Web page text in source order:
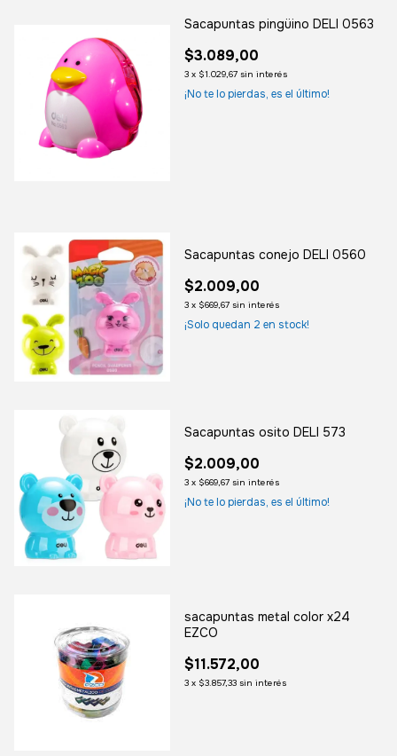
Sacapuntas pingüino DELI 0563
$3.089,00
3 x $1.029,67 sin interés
¡No te lo pierdas, es el último!
Sacapuntas conejo DELI 0560
$2.009,00
3 x $669,67 sin interés
¡Solo quedan 2 en stock!
Sacapuntas osito DELI 573
$2.009,00
3 x $669,67 sin interés
¡No te lo pierdas, es el último!
sacapuntas metal color x24
EZCO
$11.572,00
3 x $3.857,33 sin interés